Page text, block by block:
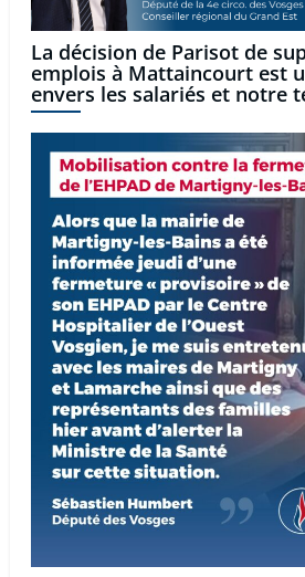
La décision de Parisot de
emplois à Mattaincourt est
envers les salariés et notre